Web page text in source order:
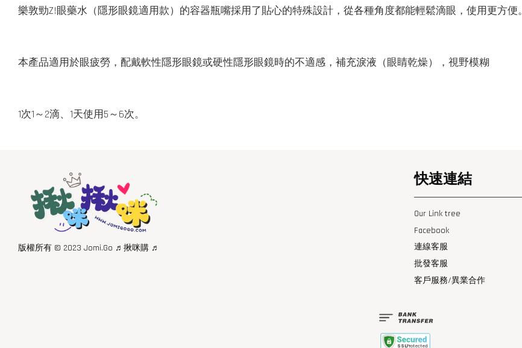
樂敦勁Z!眼藥水（隱形眼鏡適用款）的容器瓶嘴採用了貼心的特殊設計，從各種角度都能輕鬆滴眼，使用更方便。
本產品適用於眼疲勞，配戴軟性隱形眼鏡或硬性隱形眼鏡時的不適感，補充淚液（眼睛乾燥），視野模糊
1次1～2滴、1天使用5～6次。
版權所有 © 2023 Jomi.Go ♬揪咪購 ♬
快速連結
Our Link tree
Facebook
連線客服
批發客服
客戶服務/異業合作